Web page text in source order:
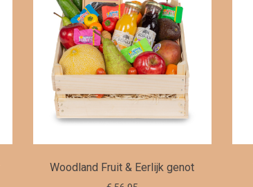
Woodland Fruit & Eerlijk genot